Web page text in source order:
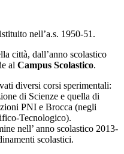
nell’a.s. 1950-51.
città, dall’anno scolastico
al Campus Scolastico.
diversi corsi sperimentali:
di Scienze e quella di
PNI e Brocca (negli
Tecnologico).
nell’ anno scolastico 2013-
scolastici.